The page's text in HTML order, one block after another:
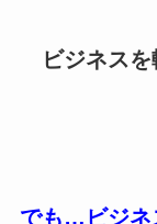
ビジネスを
でも…ビジネ